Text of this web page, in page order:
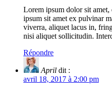
Lorem ipsum dolor sit
ipsum sit amet ex pulvinar
viverra, aliquet lacus in,
nisi aliquet sollicitudin.
Répondre
April dit :
avril 18, 2017 à 2:00 pm